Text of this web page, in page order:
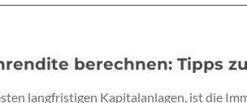
berechnen: Tipps
langfristigen Kapitalanlagen, ist die